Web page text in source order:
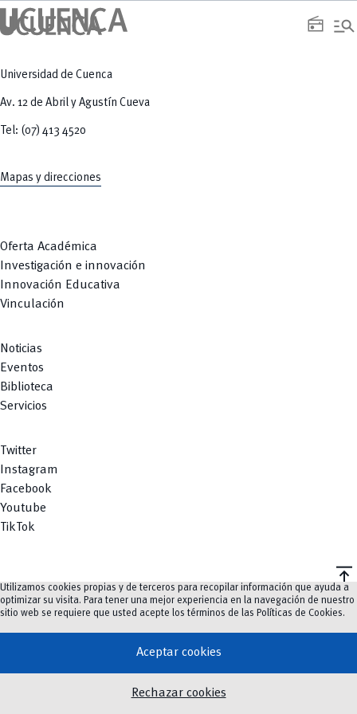
radio manage_search
Universidad de Cuenca
Av. 12 de Abril y Agustín Cueva
Tel: (07) 413 4520
Mapas y direcciones
Oferta Académica
Investigación e innovación
Innovación Educativa
Vinculación
Noticias
Eventos
Biblioteca
Servicios
Twitter
Instagram
Facebook
Youtube
TikTok
vertical_align_top
©2023-2026UCuenca.
Utilizamos cookies propias y de terceros para recopilar información que ayuda a
optimizar su visita. Para tener una mejor experiencia en la navegación de nuestro
sitio web se requiere que usted acepte los términos de las Políticas de Cookies.
Aceptar cookies
Rechazar cookies